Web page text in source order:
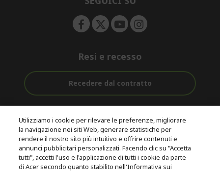
Resi e recesso
Recedere dal contratto
Gratuita
Assistenza
pre e post
acquisto
Con 0% Di
Tasso
D'interesse
© 2026 Acer Inc.
CPYou B.V. è il rivenditore autorizzato dei prodotti Acer venduti in
questo negozio online.
Utilizziamo i cookie per rilevare le preferenze, migliorare
la navigazione nei siti Web, generare statistiche per
rendere il nostro sito più intuitivo e offrire contenuti e
annunci pubblicitari personalizzati. Facendo clic su "Accetta
tutti", accetti l'uso e l'applicazione di tutti i cookie da parte
di Acer secondo quanto stabilito nell'Informativa sui